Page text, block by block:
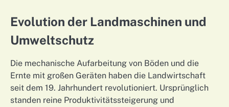
Evolution der Landmaschinen und
Umweltschutz
Die mechanische Aufarbeitung von Böden und die
Ernte mit großen Geräten haben die Landwirtschaft
seit dem 19. Jahrhundert revolutioniert. Ursprünglich
standen reine Produktivitätssteigerung und